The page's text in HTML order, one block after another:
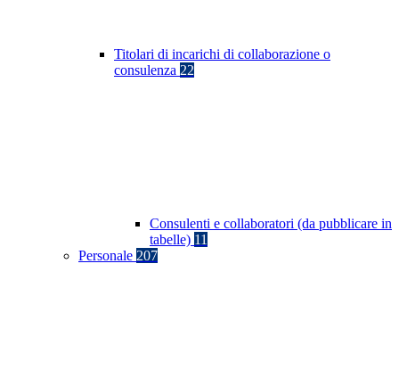
Titolari di incarichi di collaborazione o
consulenza 22
Consulenti e collaboratori (da pubblicare in
tabelle) 11
Personale 207